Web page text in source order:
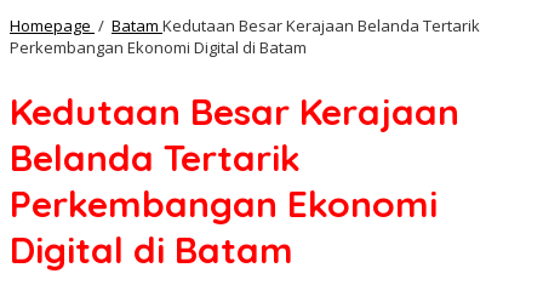
Homepage / Batam Kedutaan Besar Kerajaan Belanda Tertarik
Perkembangan Ekonomi Digital di Batam
Kedutaan Besar Kerajaan
Belanda Tertarik
Perkembangan Ekonomi
Digital di Batam